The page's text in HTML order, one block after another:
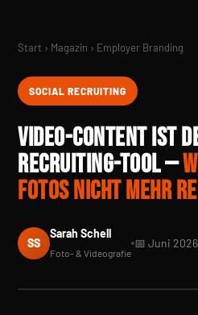
Start › Magazin › Employer Branding
SOCIAL RECRUITING
VIDEO-CONTENT IST
RECRUITING-TOOL —
FOTOS NICHT MEHR
SS
Sarah Schell
Foto- & Videografie
📅 Juni 2026